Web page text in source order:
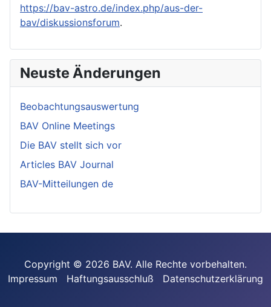
https://bav-astro.de/index.php/aus-der-
bav/diskussionsforum.
Neuste Änderungen
Beobachtungsauswertung
BAV Online Meetings
Die BAV stellt sich vor
Articles BAV Journal
BAV-Mitteilungen de
Copyright © 2026 BAV. Alle Rechte vorbehalten.
Impressum
Haftungsausschluß Datenschutzerklärung